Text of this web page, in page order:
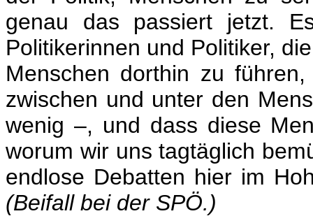
genau das passiert jetzt.
Politikerinnen und Politiker,
Menschen dorthin zu
zwischen und unter den
wenig –, und dass diese
worum wir uns tagtäglich
endlose Debatten hier im
(Beifall bei der SPÖ.)